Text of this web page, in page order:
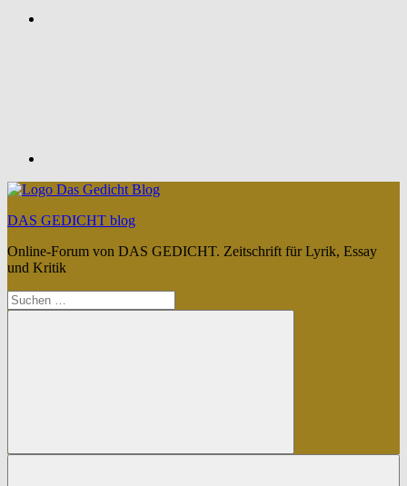
DAS GEDICHT blog
Online-Forum von DAS GEDICHT. Zeitschrift für Lyrik, Essay
und Kritik
Suchen
nach:
Suchen